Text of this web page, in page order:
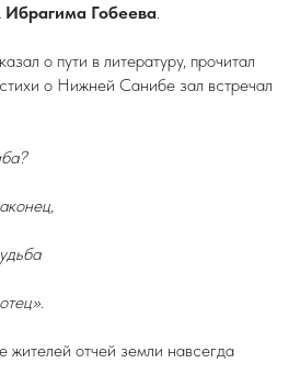
Ибрагима Гобеева.
о пути в литературу, прочитал
о Нижней Санибе зал встречал
жителей отчей земли навсегда